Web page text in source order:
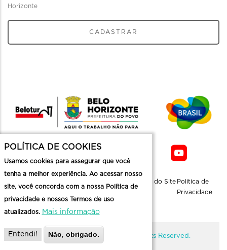
Horizonte
CADASTRAR
Mapa do Site Politica de
Privacidade
@ Copyright Belotur 2026. All Rights Reserved.
POLÍTICA DE COOKIES
Usamos cookies para assegurar que você
tenha a melhor experiência. Ao acessar nosso
site, você concorda com a nossa Política de
privacidade e nossos Termos de uso
atualizados. Mais informação
Entendi! Não, obrigado.